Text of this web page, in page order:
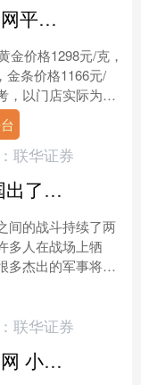
澄海股票配资网平台 11月22日老凤祥黄金价格1298元/克
金价格1298元/克，
金条价格1166元/
，以门店实际为
所现货黄金
联华证券
闻喜策略 战国出了6位绝世名将，其中有4位都功高震主，遭君王忌惮
间的战斗持续了两
多人在战场上牺
多杰出的军事将
相互厮杀，时而
出极高的....
联华证券
天猫配资网官网 小红书穿搭公式封面分享 | 让你的穿搭笔记辨识度拉满